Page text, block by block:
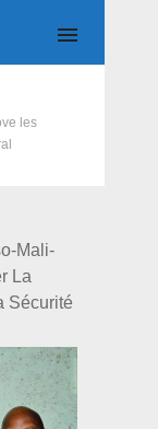
les
Mali-
La
Sécurité